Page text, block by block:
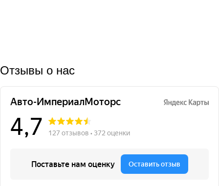
Отзывы о нас